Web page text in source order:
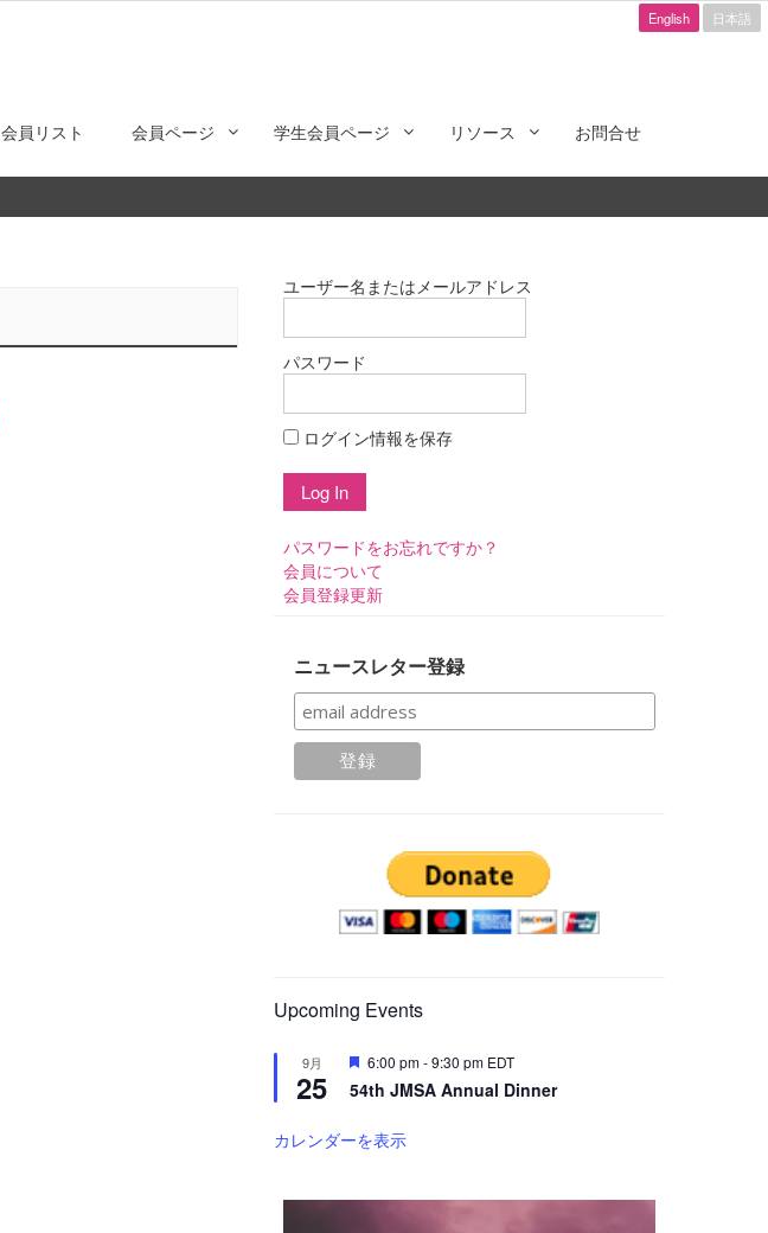
English 日本語
会員リスト 会員ページ 学生会員ページ リソース お問合せ
ユーザー名またはメールアドレス
パスワード
ログイン情報を保存
パスワードをお忘れですか？
会員について
会員登録更新
ニュースレター登録
Upcoming Events
9月
25
注
目
6:00 pm-9:30 pm EDT
54th JMSA Annual Dinner
カレンダーを表示